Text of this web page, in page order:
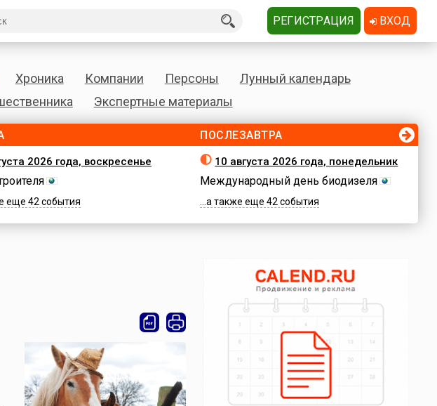
Хроника Компании Персоны
Лунный календарь
Экспертные материалы
2026 года, воскресенье
еще 42 события
ПОСЛЕЗАВТРА
10 августа 2026 года, понедельник
Международный день биодизеля
...а также еще 42 события
РЕГИСТРАЦИЯ ВХОД